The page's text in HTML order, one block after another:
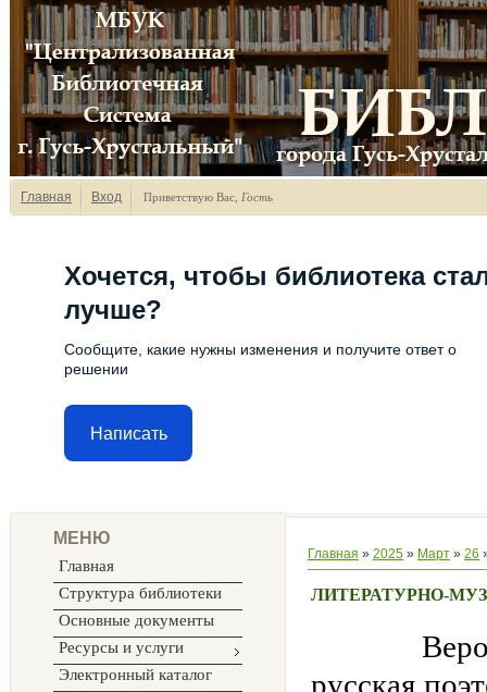
Главная Вход Приветствую Вас Гость
Хочется, чтобы библиотека
лучше?
Сообщите, какие нужны изменения и получите ответ о
решении
Написать
МЕНЮ
Главная
Структура библиотеки
Основные документы
Ресурсы и услуги
Электронный каталог
Главная » 2025 » Март » 26
ЛИТЕРАТУРНО-
русская